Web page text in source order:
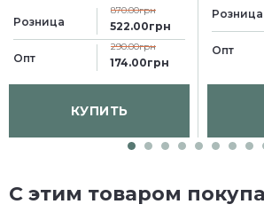
Розница
870.00грн
522.00грн
Опт
290.00грн
174.00грн
КУПИТЬ
Розница
Опт
С этим товаром